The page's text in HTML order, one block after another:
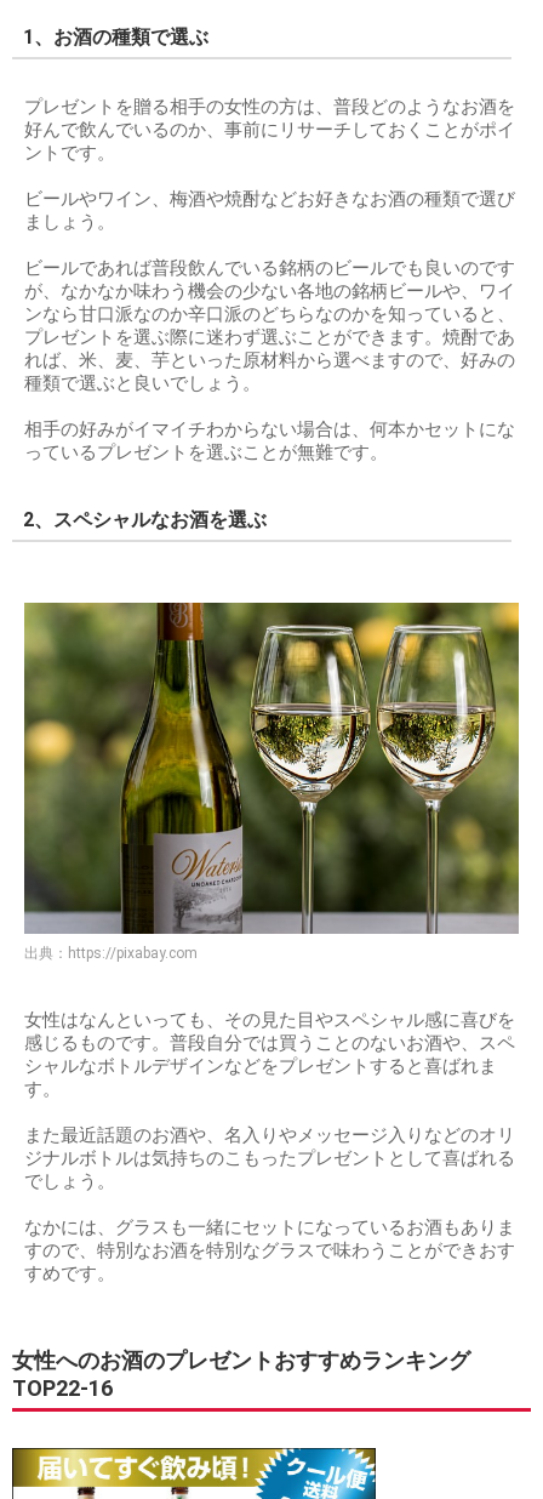
1、お酒の種類で選ぶ
プレゼントを贈る相手の女性の方は、普段どのようなお酒を
好んで飲んでいるのか、事前にリサーチしておくことがポイ
ントです。
ビールやワイン、梅酒や焼酎などお好きなお酒の種類で選び
ましょう。
ビールであれば普段飲んでいる銘柄のビールでも良いのです
が、なかなか味わう機会の少ない各地の銘柄ビールや、ワイ
ンなら甘口派なのか辛口派のどちらなのかを知っていると、
プレゼントを選ぶ際に迷わず選ぶことができます。焼酎であ
れば、米、麦、芋といった原材料から選べますので、好みの
種類で選ぶと良いでしょう。
相手の好みがイマイチわからない場合は、何本かセットにな
っているプレゼントを選ぶことが無難です。
2、スペシャルなお酒を選ぶ
出典： https://pixabay.com
女性はなんといっても、その見た目やスペシャル感に喜びを
感じるものです。普段自分では買うことのないお酒や、スペ
シャルなボトルデザインなどをプレゼントすると喜ばれま
す。
また最近話題のお酒や、名入りやメッセージ入りなどのオリ
ジナルボトルは気持ちのこもったプレゼントとして喜ばれる
でしょう。
なかには、グラスも一緒にセットになっているお酒もありま
すので、特別なお酒を特別なグラスで味わうことができおす
すめです。
女性へのお酒のプレゼントおすすめランキング
TOP22-16